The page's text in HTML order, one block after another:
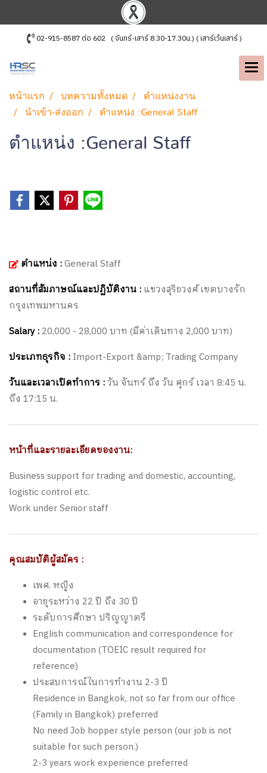
02-915-8587 ต่อ 602 ( จันทร์-เสาร์ 8.30-17.30น.) ( เสาร์เว้นเสาร์ )
หน้าแรก บทความทั้งหมด
ตำแหน่งงาน
นำเข้า-ส่งออก
ตำแหน่ง :General Staff
ตำแหน่ง :General Staff
ตำแหน่ง :General Staff
สถานที่สัมภาษณ์และปฏิบัติงาน : แขวงสุริยวงศ์ เขตบางรัก
กรุงเทพมหานคร
Salary : 20,000 - 28,000 บาท (มีค่าเดินทาง 2,000 บาท)
ประเภทธุรกิจ : Import-Export &amp; Trading Company
วันและเวลาเปิดทำการ :วัน จันทร์ ถึง วัน ศุกร์ เวลา 8:45 น.
ถึง 17:15 น.
หน้าที่และรายละเอียดของงาน:
Business support for trading and domestic, accounting,
logistic control etc.
Work under Senior staff
คุณสมบัติผู้สมัคร :
เพศ. หญิง
อายุระหว่าง 22 ปี ถึง 30 ปี
ระดับการศึกษา ปริญญาตรี
English communication and correspondence for
documentation (TOEIC result required for
reference)
ประสบการณ์ในการทำงาน 2-3 ปี
Residence in Bangkok, not so far from our office
(Family in Bangkok) preferred
No need Job hopper style person (our job is not
suitable for such person.)
2-3 years work experience preferred